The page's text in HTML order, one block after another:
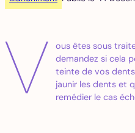
V
ous êtes sous
demandez si cela
teinte de vos
jaunir les dents et
remédier le cas